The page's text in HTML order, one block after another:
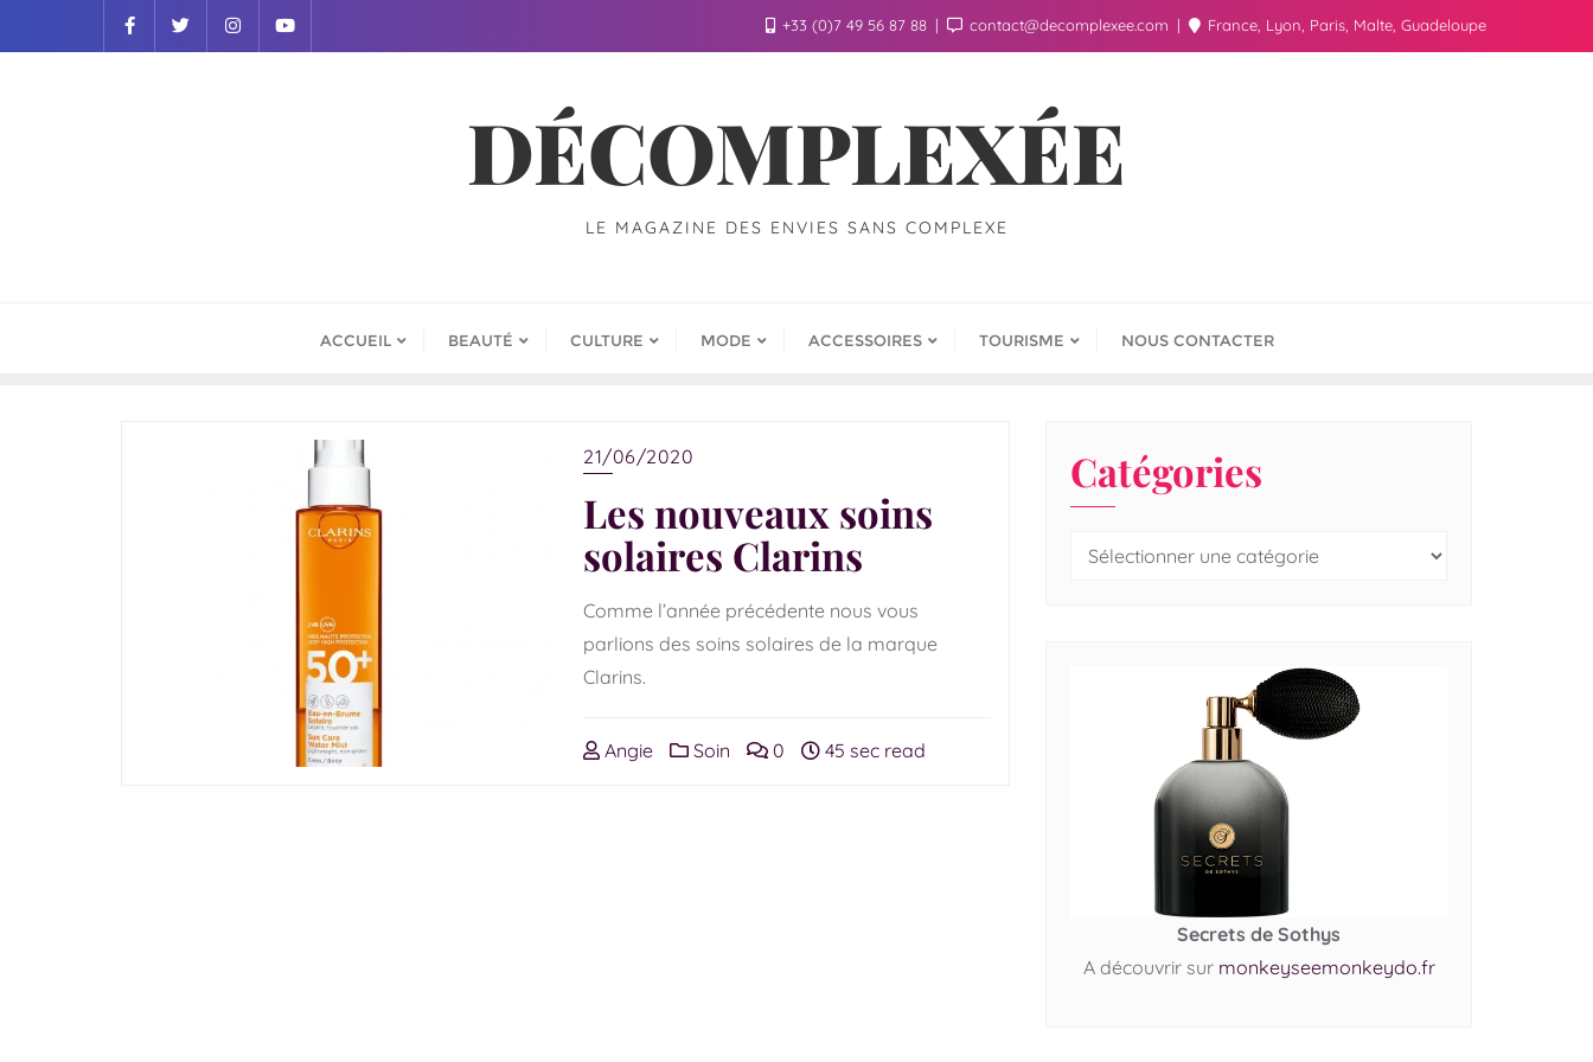
+33 (0)7 49 56 87 88 contact@decomplexee.com France, Lyon, Paris, Malte, Guadeloupe
DÉCOMPLEXÉE
LE MAGAZINE DES ENVIES SANS COMPLEXE
ACCUEIL BEAUTÉ CULTURE MODE ACCESSOIRES TOURISME NOUS CONTACTER
21/06/2020
Les nouveaux soins
solaires Clarins
Comme l’année précédente nous vous
parlions des soins solaires de la marque
Clarins.
Angie Soin 0 45 sec read
Catégories
Secrets de Sothys
A découvrir sur monkeyseemonkeydo.fr